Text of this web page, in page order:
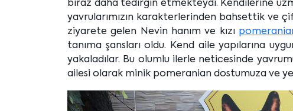
biraz daha tedirgin etmekteydi. Kendilerine
yavrularımızın karakterlerinden bahsettik ve
ziyarete gelen Nevin hanım ve kızı
tanıma şansları oldu. Kend aile yapılarına
yakaladılar. Bu olumlu ilerle neticesinde
ailesi olarak minik pomeranian dostumuza ve